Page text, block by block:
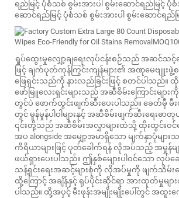
ရည်မြင့် ပုံစံသစ် စွမ်းအားပါ စွမ်းဆောင်ရည်မြင့် ပုံစံ
ဆောင်ရည်မြင့် ပုံစံသစ် စွမ်းအားပါ စွမ်းဆောင်ရည်မြ
ရှုပ်ထွေးမှုလျှော့ချရေးလုပ်ငန်းစဉ်သည် အဆင်သင့်ဖေ
ဖြင့် ချက်ပုတ်ကုန်ကြွင်းကျန်များ၏ အဏုမေဗျူ
ဖြေရှင်းသည်ကို နားလည်ခြင်းဖြင့် စတင်ပါသည်
ဖော်မြူလေးရှင်းများသည် အဆီစိမ်းကြောင်းမျ
တွင်ပဲ ဖောက်ထွင်းဖျက်ဆီးပေးပါသည်။ ခေတ်မှီ မီး
တွင် မှုန်မှုန်ပါဝါများနှင့် အဆီစိမ်းဖျက်ဆီးရေးဓာတုပစ္
၎င်းတို့သည် အဆီစိမ်းအလွှာများထဲသို့ ထိုးထွင်းဝင်
အပ alongside အမျှော့အမာရှိသော မျက်နှာပုံမျာ
ကိရိယာများဖြင့် ပုတ်ခေါက်ရန် လိုအပ်သည့် အမှုန်မျာ
ဖယ်ရှားပေးပါသည်။ ဤနှစ်မျေားပါဝင်သော လုပ်
သန့်ရှင်းရေးအဆင့်များစုံကို လိုအပ်မှုကို ဖျက်သိမ်း
ထို့ကြောင့် အချိန်နှင့် ရုပ်ပိုင်းဆိုင်ရာ အားထုတ်မှုများ
ပါသည်။ ထို့အပှင့် မီးဖုန်းအမျိုးမျိုးပေါ်တွင် အထူးက